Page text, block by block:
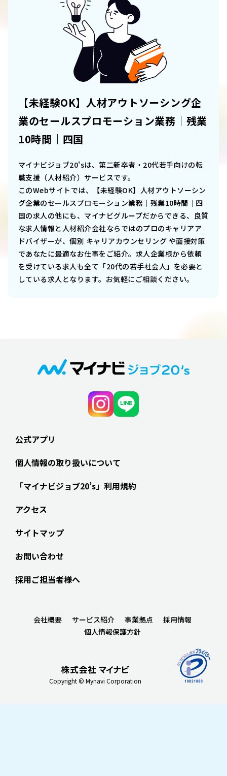
【未経験OK】人材アウトソーシング企
業のセールスプロモーション業務｜残業
10時間｜四国
マイナビジョブ20'sは、第二新卒者・20代若手向けの転
職支援（人材紹介）サービスです。
このWebサイトでは、
【未経験OK】人材アウトソーシン
グ企業のセールスプロモーション業務｜残業10時間｜四
国の求人の他にも、マイナビグループだからできる、良質
な求人情報と人材紹介会社ならではのプロのキャリアア
ドバイザーが、個別 キャリアカウンセリング や面接対策
であなたに最適なお仕事をご紹介。求人企業様から依頼
を受けている求人も全て「20代の若手社会人」を必要と
している求人となります。お気軽にご相談ください。
公式アプリ
個人情報の取り扱いについて
「マイナビジョブ20’s」利用規約
アクセス
サイトマップ
お問い合わせ
採用ご担当者様へ
Copyright © Mynavi Corporation
会社概要 サービス紹介 事業拠点
採用情報
個人情報保護方針